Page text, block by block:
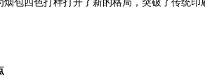
烟包四色打样打开了新的格局，突破了传统